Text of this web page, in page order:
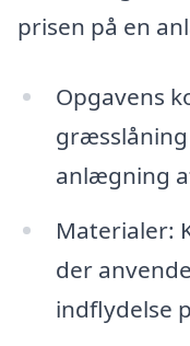
prisen på en
Opgavens
anlægning
Materialer:
der
indflydelse